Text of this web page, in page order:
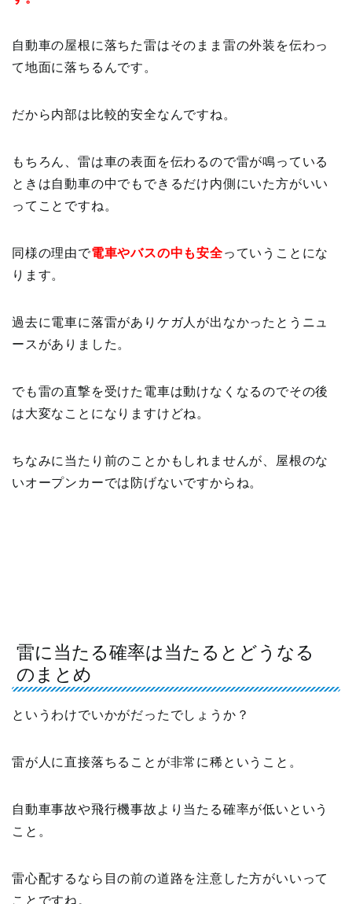
自動車の屋根に落ちた雷はそのまま雷の外装を伝わっ
て地面に落ちるんです。
だから内部は比較的安全なんですね。
もちろん、雷は車の表面を伝わるので雷が鳴っている
ときは自動車の中でもできるだけ内側にいた方がいい
ってことですね。
同様の理由で電車やバスの中も安全っていうことにな
ります。
過去に電車に落雷がありケガ人が出なかったとうニュ
ースがありました。
でも雷の直撃を受けた電車は動けなくなるのでその後
は大変なことになりますけどね。
ちなみに当たり前のことかもしれませんが、屋根のな
いオープンカーでは防げないですからね。
雷に当たる確率は当たるとどうなる
のまとめ
というわけでいかがだったでしょうか？
雷が人に直接落ちることが非常に稀ということ。
自動車事故や飛行機事故より当たる確率が低いという
こと。
雷心配するなら目の前の道路を注意した方がいいって
ことですね。